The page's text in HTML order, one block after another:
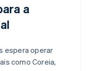
a
espera operar
como Coreia,